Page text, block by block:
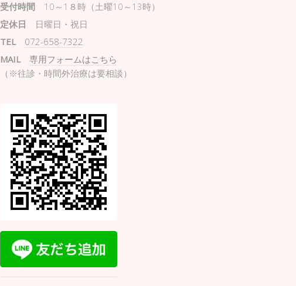
受付時間10～1８時（土曜10～13時）
定休日 日曜日・祝日
TEL
072-658-7322
MAIL
専用フォームはこちら
（※往診・時間外治療は要相談）